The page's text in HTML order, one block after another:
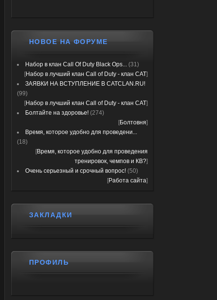
НОВОЕ НА ФОРУМЕ
Набор в клан Call Of Duty Black Ops... (31)
[Набор в лучший клан Call of Duty - клан CAT]
ЗАЯВКИ НА ВСТУПЛЕНИЕ В CATCLAN.RU!
(99)
[Набор в лучший клан Call of Duty - клан CAT]
Болтайте на здоровье! (274)
[Болтовня]
Время, которое удобно для проведени...
(18)
[Время, которое удобно для проведения
тренировок, чемпов и КВ?]
Очень серьезный и срочный вопрос! (50)
[Работа сайта]
ЗАКЛАДКИ
ПРОФИЛЬ